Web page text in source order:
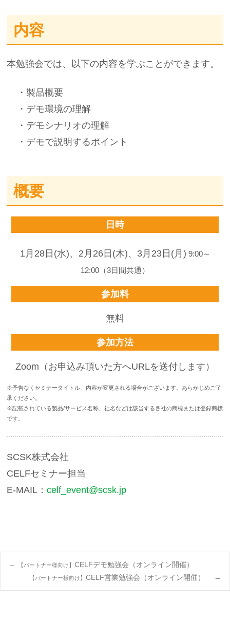
内容
本勉強会では、以下の内容を学ぶことができます。
・製品概要
・デモ環境の理解
・デモシナリオの理解
・デモで説明するポイント
概要
日時
1月28日(水)、2月26日(木)、3月23日(月) 9:00～
12:00（3日間共通）
参加料
無料
参加方法
Zoom（お申込み頂いた方へURLを送付します）
※予告なくセミナータイトル、内容が変更される場合がございます。あらかじめご了
承ください。
※記載されている製品/サービス名称、社名などは該当する各社の商標または登録商標
です。
SCSK株式会社
CELFセミナー担当
E-MAIL：celf_event@scsk.jp
Post
← 【パートナー様向け】 CELFデモ勉強会（オンライン開催）
【パートナー様向け】 CELF営業勉強会（オンライン開催） →